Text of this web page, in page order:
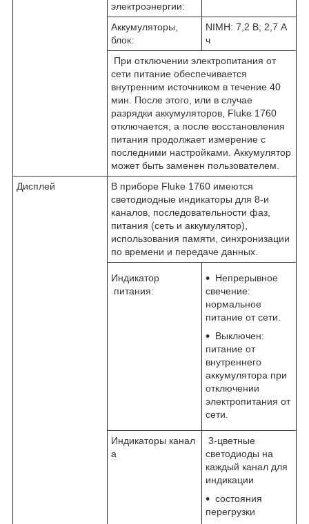
электроэнергии:
Аккумуляторы,
блок:
NIMH: 7,2 В; 2,7 А
ч
При отключении электропитания от
сети питание обеспечивается
внутренним источником в течение 40
мин. После этого, или в случае
разрядки аккумуляторов, Fluke 1760
отключается, а после восстановления
питания продолжает измерение с
последними настройками. Аккумулятор
может быть заменен пользователем.
Дисплей
В приборе Fluke 1760 имеются
светодиодные индикаторы для 8-и
каналов, последовательности фаз,
питания (сеть и аккумулятор),
использования памяти, синхронизации
по времени и передаче данных.
Индикатор
питания:
Непрерывное
свечение:
нормальное
питание от сети.
Выключен:
питание от
внутреннего
аккумулятора при
отключении
электропитания от
сети.
Индикаторы канал
а
3-цветные
светодиоды на
каждый канал для
индикации
состояния
перегрузки